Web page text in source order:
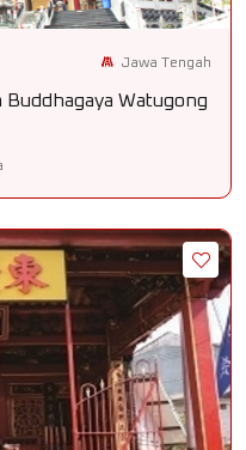
Jawa Tengah
Buddhagaya Watugong